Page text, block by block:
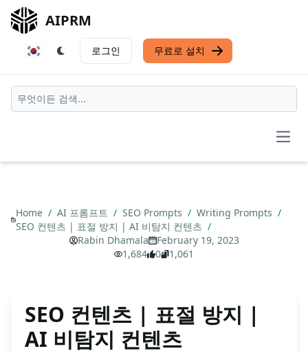
AIPRM
로그인 무료로 설치
Home / AI 프롬프트 / SEO Prompts / Writing Prompts /
SEO 컨텐츠 | 표절 방지 | AI 비탐지 컨텐츠 /
Rabin Dhamala
February 19, 2023
1,684
0 1,061
SEO 컨텐츠 | 표절 방지 |
AI 비탐지 컨텐츠